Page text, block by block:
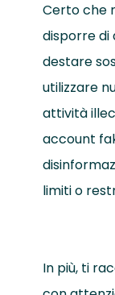
Certo che
disporre
destare
utilizzare
attività
account
limiti o
In più, ti